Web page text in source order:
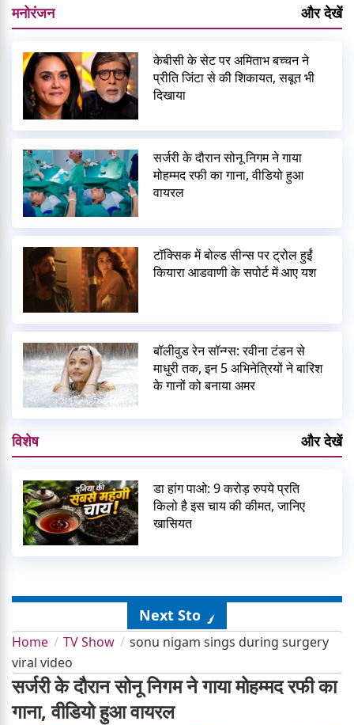
मनोरंजन और देखें
केबीसी के सेट पर अमिताभ बच्चन ने
प्रीति जिंटा से की शिकायत, सबूत भी
दिखाया
सर्जरी के दौरान सोनू निगम ने गाया
मोहम्मद रफी का गाना, वीडियो हुआ
वायरल
टॉक्सिक में बोल्ड सीन्स पर ट्रोल हुईं
कियारा आडवाणी के सपोर्ट में आए यश
बॉलीवुड रेन सॉन्ग्स: रवीना टंडन से
माधुरी तक, इन 5 अभिनेत्रियों ने बारिश
के गानों को बनाया अमर
विशेष और देखें
डा हांग पाओ: 9 करोड़ रुपये प्रति
किलो है इस चाय की कीमत, जानिए
खासियत
Next Story
Home TV Show
sonu nigam sings during surgery
viral video
सर्जरी के दौरान सोनू निगम ने गाया मोहम्मद रफी का
गाना, वीडियो हुआ वायरल